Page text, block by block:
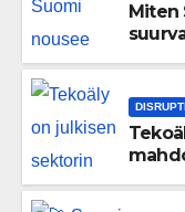
Miten